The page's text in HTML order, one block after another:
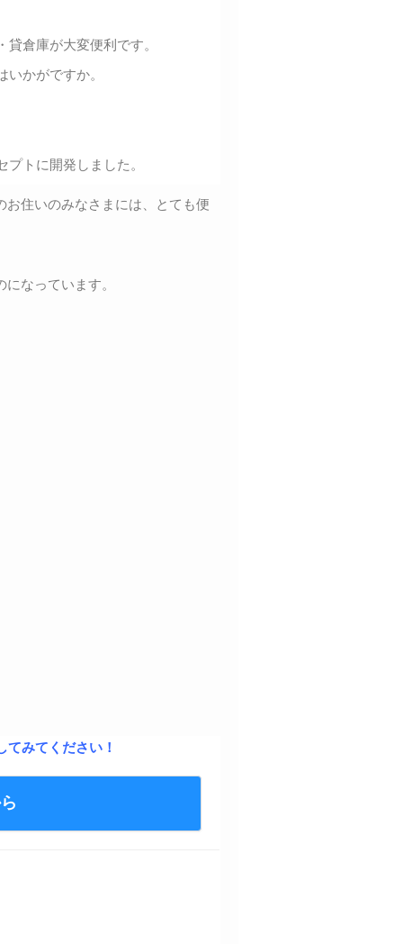
倉庫が大変便利です。
いかがですか。
トに開発しました。
お住いのみなさまには、とても便
なっています。
みてください！